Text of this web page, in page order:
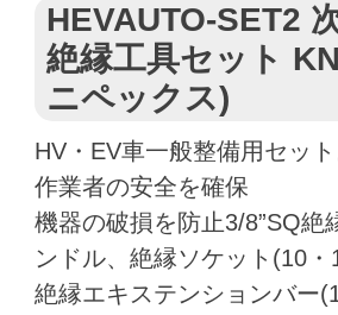
HEVAUTO-SET2
絶縁工具セット
ニペックス)
HV・EV車一般整備用セット
作業者の安全を確保
機器の破損を防止3/8”SQ絶
ンドル、絶縁ソケット(10・
絶縁エキステンションバー